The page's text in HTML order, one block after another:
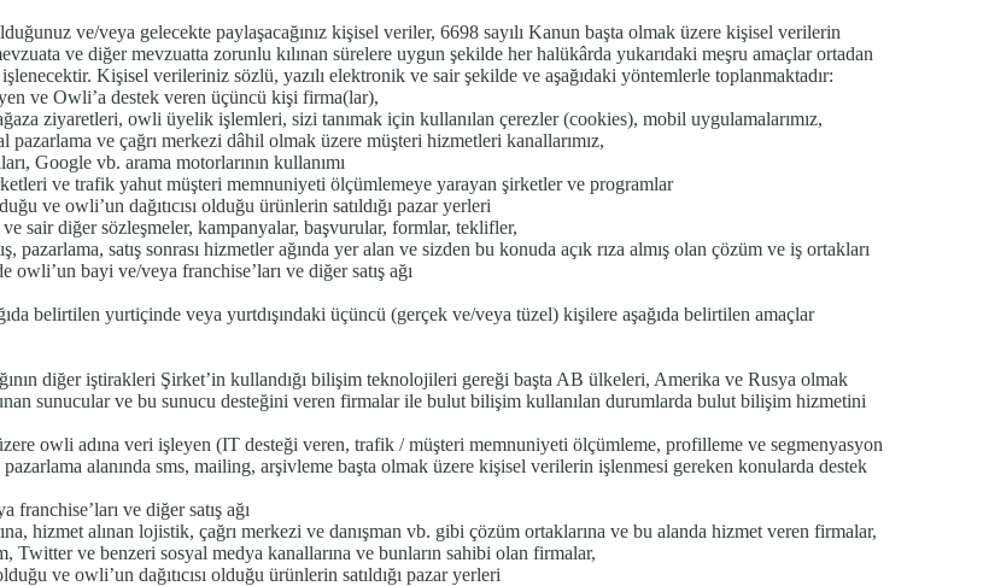
ve/veya gelecekte paylaşacağınız kişisel veriler, 6698 sayılı Kanun başta olmak üzere kişisel verilerin
ve diğer mevzuatta zorunlu kılınan sürelere uygun şekilde her halükârda yukarıdaki meşru amaçlar ortadan
işlenecektir. Kişisel verileriniz sözlü, yazılı elektronik ve sair şekilde ve aşağıdaki yöntemlerle toplanmaktadır:
ve Owli’a destek veren üçüncü kişi firma(lar),
ziyaretleri, owli üyelik işlemleri, sizi tanımak için kullanılan çerezler (cookies), mobil uygulamalarımız,
pazarlama ve çağrı merkezi dâhil olmak üzere müşteri hizmetleri kanallarımız,
Google vb. arama motorlarının kullanımı
ve trafik yahut müşteri memnuniyeti ölçümlemeye yarayan şirketler ve programlar
ve owli’un dağıtıcısı olduğu ürünlerin satıldığı pazar yerleri
sair diğer sözleşmeler, kampanyalar, başvurular, formlar, teklifler,
pazarlama, satış sonrası hizmetler ağında yer alan ve sizden bu konuda açık rıza almış olan çözüm ve iş ortakları
owli’un bayi ve/veya franchise’ları ve diğer satış ağı
belirtilen yurtiçinde veya yurtdışındaki üçüncü (gerçek ve/veya tüzel) kişilere aşağıda belirtilen amaçlar
diğer iştirakleri Şirket’in kullandığı bilişim teknolojileri gereği başta AB ülkeleri, Amerika ve Rusya olmak
sunucular ve bu sunucu desteğini veren firmalar ile bulut bilişim kullanılan durumlarda bulut bilişim hizmetini
owli adına veri işleyen (IT desteği veren, trafik / müşteri memnuniyeti ölçümleme, profilleme ve segmenyasyon
pazarlama alanında sms, mailing, arşivleme başta olmak üzere kişisel verilerin işlenmesi gereken konularda destek
ve diğer satış ağı
hizmet alınan lojistik, çağrı merkezi ve danışman vb. gibi çözüm ortaklarına ve bu alanda hizmet veren firmalar,
Twitter ve benzeri sosyal medya kanallarına ve bunların sahibi olan firmalar,
ve owli’un dağıtıcısı olduğu ürünlerin satıldığı pazar yerleri